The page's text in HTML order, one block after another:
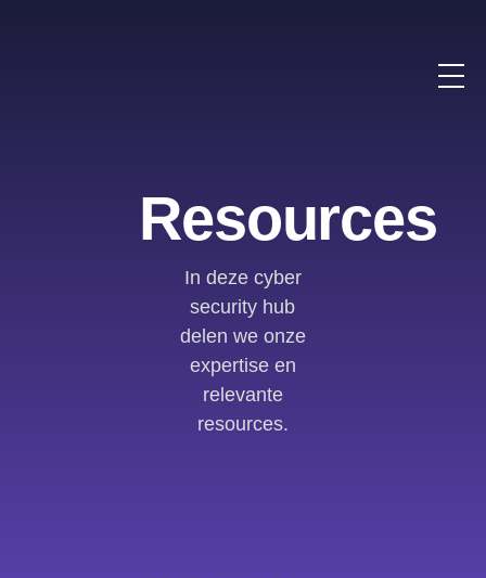
Resources
In deze cyber
security hub
delen we onze
expertise en
relevante
resources.